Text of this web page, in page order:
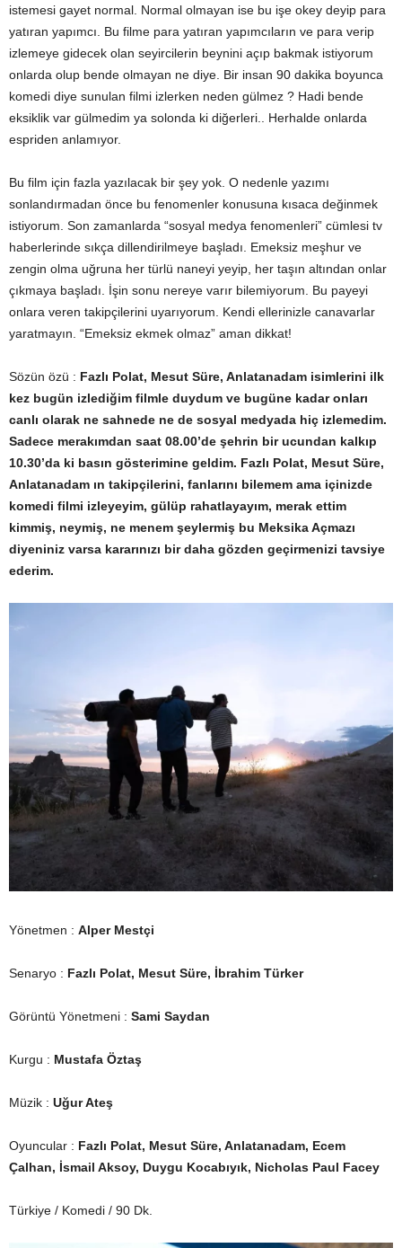
istemesi gayet normal. Normal olmayan ise bu işe okey deyip para
yatıran yapımcı. Bu filme para yatıran yapımcıların ve para verip
izlemeye gidecek olan seyircilerin beynini açıp bakmak istiyorum
onlarda olup bende olmayan ne diye. Bir insan 90 dakika boyunca
komedi diye sunulan filmi izlerken neden gülmez ? Hadi bende
eksiklik var gülmedim ya solonda ki diğerleri.. Herhalde onlarda
espriden anlamıyor.
Bu film için fazla yazılacak bir şey yok. O nedenle yazımı
sonlandırmadan önce bu fenomenler konusuna kısaca değinmek
istiyorum. Son zamanlarda “sosyal medya fenomenleri” cümlesi tv
haberlerinde sıkça dillendirilmeye başladı. Emeksiz meşhur ve
zengin olma uğruna her türlü naneyi yeyip, her taşın altından onlar
çıkmaya başladı. İşin sonu nereye varır bilemiyorum. Bu payeyi
onlara veren takipçilerini uyarıyorum. Kendi ellerinizle canavarlar
yaratmayın. “Emeksiz ekmek olmaz” aman dikkat!
Sözün özü : Fazlı Polat, Mesut Süre, Anlatanadam isimlerini ilk
kez bugün izlediğim filmle duydum ve bugüne kadar onları
canlı olarak ne sahnede ne de sosyal medyada hiç izlemedim.
Sadece merakımdan saat 08.00’de şehrin bir ucundan kalkıp
10.30’da ki basın gösterimine geldim. Fazlı Polat, Mesut Süre,
Anlatanadam ın takipçilerini, fanlarını bilemem ama içinizde
komedi filmi izleyeyim, gülüp rahatlayayım, merak ettim
kimmiş, neymiş, ne menem şeylermiş bu Meksika Açmazı
diyeniniz varsa kararınızı bir daha gözden geçirmenizi tavsiye
ederim.
Yönetmen : Alper Mestçi
Senaryo : Fazlı Polat, Mesut Süre, İbrahim Türker
Görüntü Yönetmeni : Sami Saydan
Kurgu : Mustafa Öztaş
Müzik : Uğur Ateş
Oyuncular : Fazlı Polat, Mesut Süre, Anlatanadam, Ecem
Çalhan, İsmail Aksoy, Duygu Kocabıyık, Nicholas Paul Facey
Türkiye / Komedi / 90 Dk.